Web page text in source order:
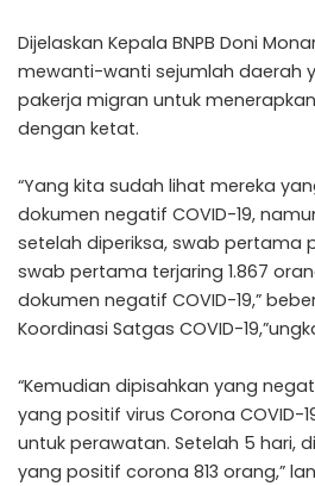
Dijelaskan Kepala BNPB Doni
mewanti-wanti sejumlah daerah
pakerja migran untuk
dengan ketat.
“Yang kita sudah lihat mereka
dokumen negatif COVID-19,
setelah diperiksa, swab pertama
swab pertama terjaring 1.867
dokumen negatif COVID-19,”
Koordinasi Satgas COVID-
“Kemudian dipisahkan yang
yang positif virus Corona COVID-
untuk perawatan. Setelah 5 hari,
yang positif corona 813 orang,”